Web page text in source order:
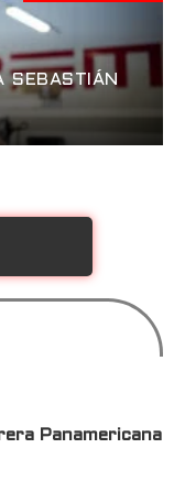
SEBASTIÁN
Panamericana